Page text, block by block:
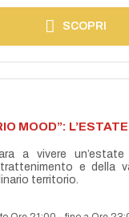
SCOPRI
MOOD”:
a vivere un’estate
e della
territorio.